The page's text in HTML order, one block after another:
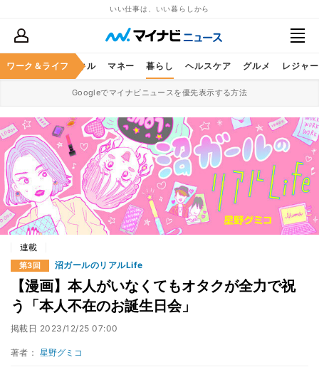
いい仕事は、いい暮らしから
ワーク＆ライフ
ア ビジネススキル マネー 暮らし ヘルスケア グルメ レジャー
Googleでマイナビニュースを優先表示する方法
連載
第3回 沼ガールのリアルLife
【漫画】本人がいなくてもオタクが全力で祝
う「本人不在のお誕生日会」
掲載日 2023/12/25 07:00
著者： 星野グミコ